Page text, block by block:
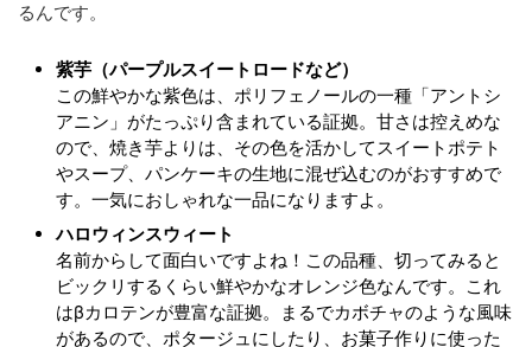
るんです。
紫芋（パープルスイートロードなど）
この鮮やかな紫色は、ポリフェノールの一種「アントシ
アニン」がたっぷり含まれている証拠。甘さは控えめな
ので、焼き芋よりは、その色を活かしてスイートポテト
やスープ、パンケーキの生地に混ぜ込むのがおすすめで
す。一気におしゃれな一品になりますよ。
ハロウィンスウィート
名前からして面白いですよね！この品種、切ってみると
ビックリするくらい鮮やかなオレンジ色なんです。これ
はβカロテンが豊富な証拠。まるでカボチャのような風味
があるので、ポタージュにしたり、お菓子作りに使った